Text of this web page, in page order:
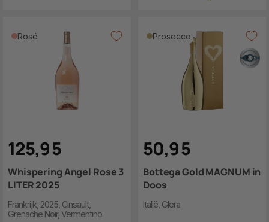
Rosé
125,95
Whispering Angel Rose 3
LITER 2025
Frankrijk, 2025, Cinsault,
Grenache Noir, Vermentino
Prosecco
50,95
Bottega Gold MAGNUM in
Doos
Italië, Glera